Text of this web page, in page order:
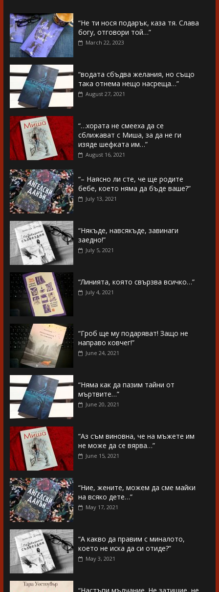
“Не ти нося подарък, каза тя. Слава
богу, отговори той…”
March 22, 2023
“водата сбъдва желания, но също
така отнема нещо насреща…”
August 27, 2021
“…хората не смееха да се
сближават с Миша, за да не ги
изяде шефката им…”
August 16, 2021
“– Наясно ли сте, че ще родите
бебе, което няма да бъде ваше?”
July 13, 2021
“Някъде, навсякъде, завинаги
заедно!”
July 5, 2021
“Линията, която свързва всичко…”
July 4, 2021
“Гроб ще му подаряват! Защо не
направо ковчег!”
June 24, 2021
“Няма как да пазим тайни от
мъртвите…”
June 20, 2021
“Аз съм виновна, че на мъжете им
не може да се вярва…”
June 15, 2021
“Ние, жените, можем да сме майки
на всяко дете…”
May 17, 2021
“А какво да правим с миналото,
което не иска да си отиде?”
May 3, 2021